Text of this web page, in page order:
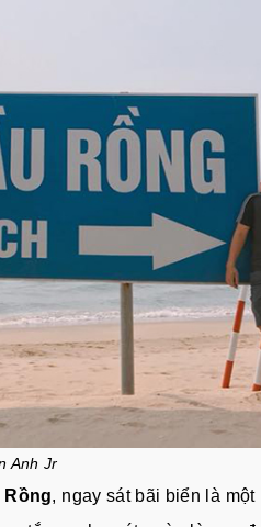
Anh Jr
Rồng, ngay sát bãi biển là